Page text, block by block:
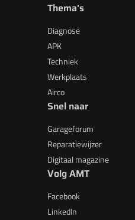
Thema's
Diagnose
APK
Techniek
Werkplaats
Airco
Snel naar
Garageforum
Reparatiewijzer
Digitaal magazine
Volg AMT
Facebook
LinkedIn